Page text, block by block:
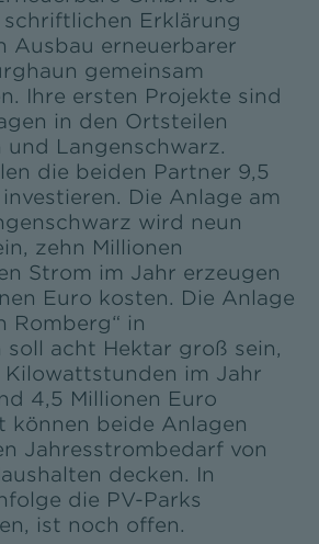
schriftlichen Erklärung
Ausbau erneuerbarer
gemeinsam
Ihre ersten Projekte sind
in den Ortsteilen
und Langenschwarz.
die beiden Partner 9,5
Die Anlage am
wird neun
zehn Millionen
Strom im Jahr erzeugen
Euro kosten. Die Anlage
Romberg“ in
soll acht Hektar groß sein,
Kilowattstunden im Jahr
4,5 Millionen Euro
können beide Anlagen
Jahresstrombedarf von
decken. In
die PV-Parks
ist noch offen.